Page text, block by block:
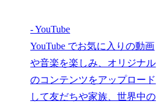
- YouTube
YouTube でお気に入りの動画
や音楽を楽しみ、オリジナル
のコンテンツをアップロード
して友だちや家族、世界中の